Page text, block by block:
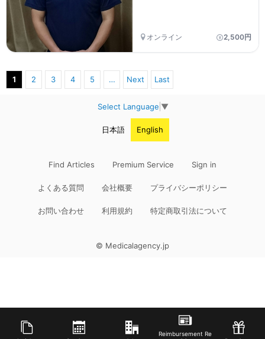
Reimbursement Re
オンライン 2,500円
1 2 3 4 5 … Next Last
Select Language ▼
日本語 English
Find Articles Premium Service Sign in
よくある質問 会社概要 プライバシーポリシー
お問い合わせ 利用規約 特定商取引法について
© Medicalagency.jp